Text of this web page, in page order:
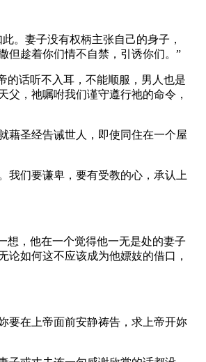
。妻子没有权柄主张自己的身子，
但趁着你们情不自禁，引诱你们。”
的话听不入耳，不能顺服，男人也是
，祂嘱咐我们谨守遵行祂的命令，
藉圣经告诫世人，即使同住在一个屋
我们要谦卑，要有受教的心，承认上
想，他在一个觉得他一无是处的妻子
如何这不应该成为他嫖妓的借口，
要在上帝面前安静祷告，求上帝开妳